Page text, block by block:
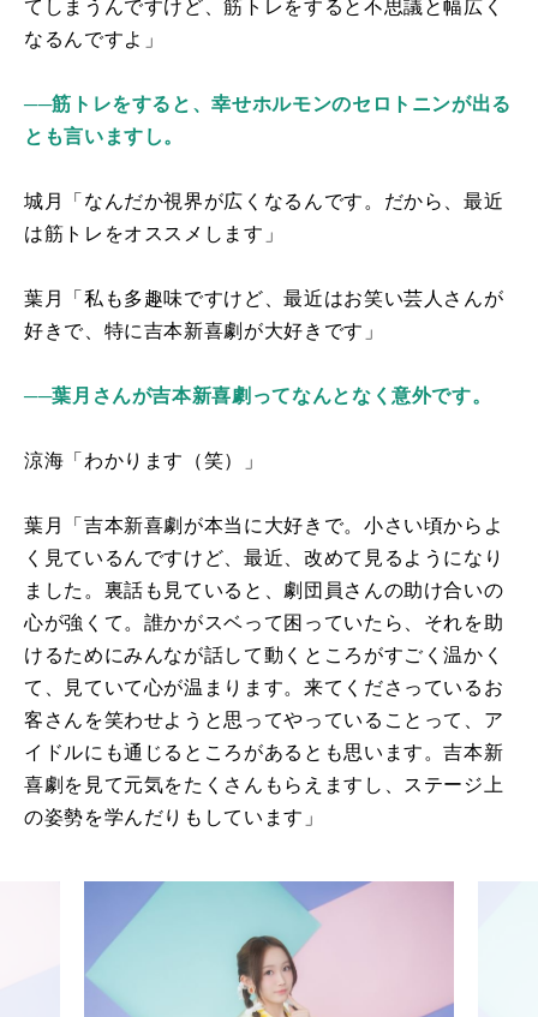
てしまうんですけど、筋トレをすると不思議と幅広く
なるんですよ」
──筋トレをすると、幸せホルモンのセロトニンが出る
とも言いますし。
城月「なんだか視界が広くなるんです。だから、最近
は筋トレをオススメします」
葉月「私も多趣味ですけど、最近はお笑い芸人さんが
好きで、特に吉本新喜劇が大好きです」
──葉月さんが吉本新喜劇ってなんとなく意外です。
涼海「わかります（笑）」
葉月「吉本新喜劇が本当に大好きで。小さい頃からよ
く見ているんですけど、最近、改めて見るようになり
ました。裏話も見ていると、劇団員さんの助け合いの
心が強くて。誰かがスベって困っていたら、それを助
けるためにみんなが話して動くところがすごく温かく
て、見ていて心が温まります。来てくださっているお
客さんを笑わせようと思ってやっていることって、ア
イドルにも通じるところがあるとも思います。吉本新
喜劇を見て元気をたくさんもらえますし、ステージ上
の姿勢を学んだりもしています」